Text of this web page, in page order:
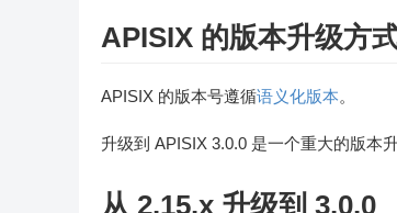
APISIX 的版本升级方
APISIX 的版本号遵循语义化版本。
升级到 APISIX 3.0.0 是一个重大的版本
从 2.15.x 升级到 3.0.0